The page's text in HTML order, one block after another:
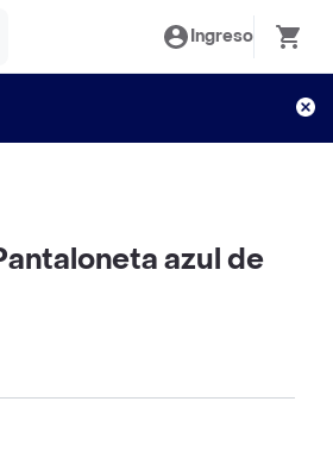
Ingreso
azul de